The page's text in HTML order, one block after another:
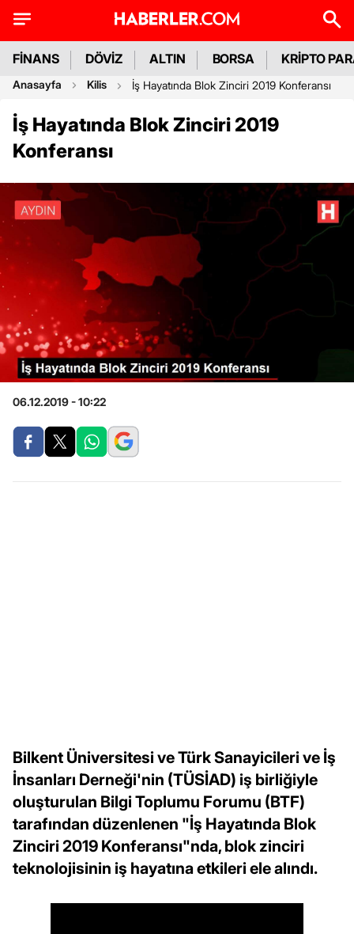
FİNANS DÖVİZ ALTIN BORSA KRİPTO
Anasayfa Kilis İş Hayatında Blok Zinciri 2019 Konferansı
İş Hayatında Blok Zinciri 2019
Konferansı
06.12.2019 - 10:22
Bilkent Üniversitesi ve Türk Sanayicileri ve İş
İnsanları Derneği'nin (TÜSİAD) iş birliğiyle
oluşturulan Bilgi Toplumu Forumu (BTF)
tarafından düzenlenen "İş Hayatında Blok
Zinciri 2019 Konferansı"nda, blok zinciri
teknolojisinin iş hayatına etkileri ele alındı.